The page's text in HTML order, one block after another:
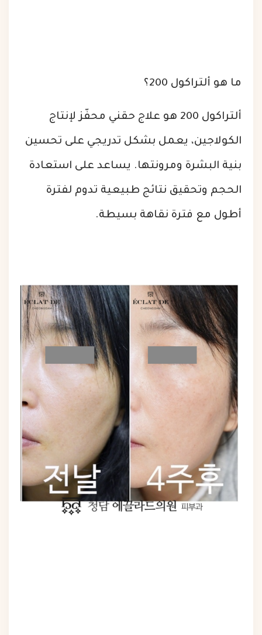
ما هو ألتراكول 200؟
ألتراكول 200 هو علاج حقني محفّز لإنتاج
الكولاجين، يعمل بشكل تدريجي على تحسين
بنية البشرة ومرونتها. يساعد على استعادة
الحجم وتحقيق نتائج طبيعية تدوم لفترة
أطول مع فترة نقاهة بسيطة.